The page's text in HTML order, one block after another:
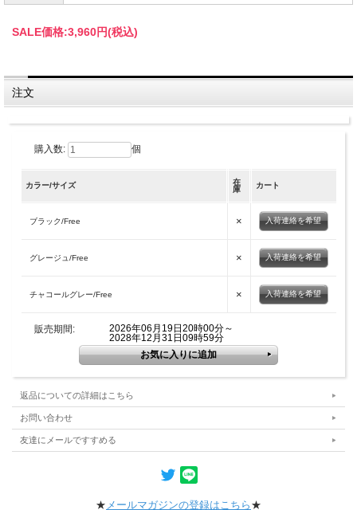
SALE価格:3,960円(税込)
注文
購入数: 個
カラー/サイズ
在
庫
カート
ブラック/Free × 入荷連絡を希望
グレージュ/Free × 入荷連絡を希望
チャコールグレー/Free × 入荷連絡を希望
販売期間:
2026年06月19日20時00分～
2028年12月31日09時59分
返品についての詳細はこちら
お問い合わせ
友達にメールですすめる
★ メールマガジンの登録はこちら ★